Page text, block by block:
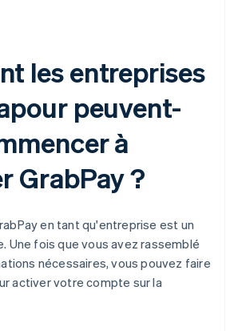
les entreprises
peuvent-
à
GrabPay ?
en tant qu'entreprise est un
Une fois que vous avez rassemblé
nécessaires, vous pouvez faire
activer votre compte sur la